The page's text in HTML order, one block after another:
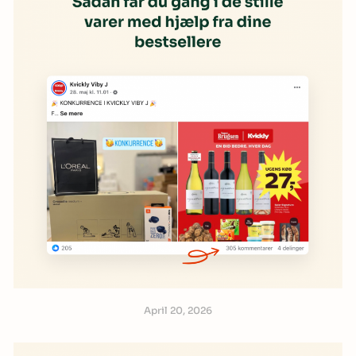
April 20, 2026